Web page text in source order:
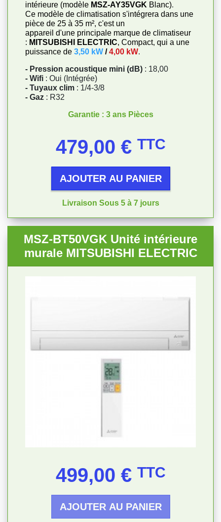
intérieure (modèle MSZ-AY35VGK Blanc).
Ce modèle de climatisation s'intégrera dans une
pièce de 25 à 35 m², c'est un
appareil d'une principale marque de climatiseur
: MITSUBISHI ELECTRIC, Compact, qui a une
puissance de 3,50 kW /4,00 kW.
- Pression acoustique mini (dB) : 18,00
- Wifi : Oui (Intégrée)
- Tuyaux clim : 1/4-3/8
- Gaz : R32
Garantie : 3 ans Pièces
479,00 € TTC
AJOUTER AU PANIER
Livraison Sous 5 à 7 jours
MSZ-BT50VGK Unité intérieure
murale MITSUBISHI ELECTRIC
499,00 € TTC
AJOUTER AU PANIER